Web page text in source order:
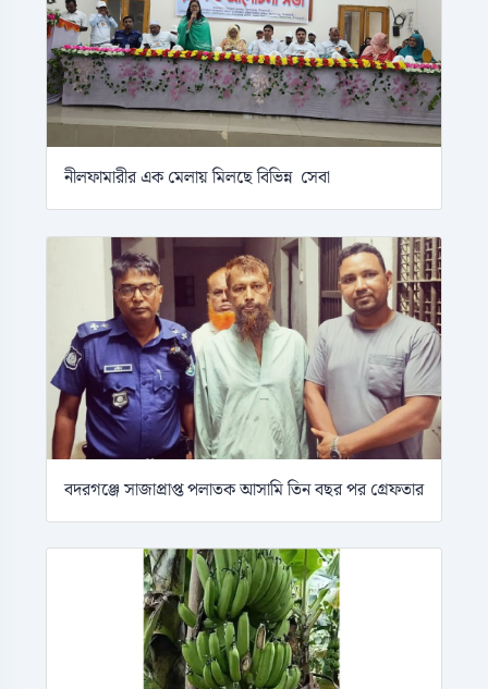
নীলফামারীর এক মেলায় মিলছে বিভিন্ন সেবা
বদরগঞ্জে সাজাপ্রাপ্ত পলাতক আসামি তিন বছর পর গ্রেফতার